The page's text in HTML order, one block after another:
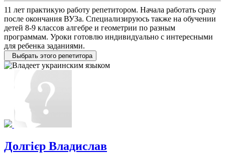
11 лет практикую работу репетитором. Начала работать сразу
после окончания ВУЗа. Специализируюсь также на обучении
детей 8-9 классов алгебре и геометрии по разным
программам. Уроки готовлю индивидуально с интересными
для ребенка заданиями.
Выбрать этого репетитора
Долгієр Владислав